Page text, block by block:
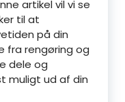
artikel vil vi se
til at
på din
fra rengøring og
dele og
muligt ud af din